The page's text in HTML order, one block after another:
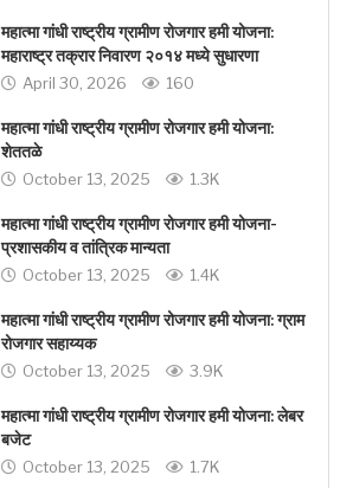
महात्मा गांधी राष्ट्रीय ग्रामीण रोजगार हमी योजना:
महाराष्ट्र तक्रार निवारण २०१४ मध्ये सुधारणा
April 30, 2026 160
महात्मा गांधी राष्ट्रीय ग्रामीण रोजगार हमी योजना:
शेततळे
October 13, 2025 1.3K
महात्मा गांधी राष्ट्रीय ग्रामीण रोजगार हमी योजना-
प्रशासकीय व तांत्रिक मान्यता
October 13, 2025 1.4K
महात्मा गांधी राष्ट्रीय ग्रामीण रोजगार हमी योजना: ग्राम
रोजगार सहाय्यक
October 13, 2025 3.9K
महात्मा गांधी राष्ट्रीय ग्रामीण रोजगार हमी योजना: लेबर
बजेट
October 13, 2025 1.7K